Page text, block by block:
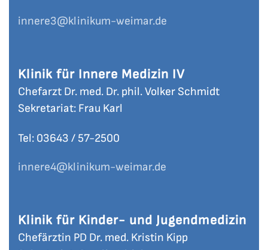
innere3@klinikum-weimar.de
Klinik für Innere Medizin IV
Chefarzt Dr. med. Dr. phil. Volker Schmidt
Sekretariat: Frau Karl
Tel: 03643 / 57-2500
innere4@klinikum-weimar.de
Klinik für Kinder- und Jugendmedizin
Chefärztin PD Dr. med. Kristin Kipp